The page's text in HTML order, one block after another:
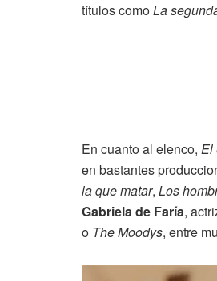
títulos comoLa
En cuanto al elenco, El
en bastantes
la que matar, Los
Gabriela de Faría,
o The Moodys, entre